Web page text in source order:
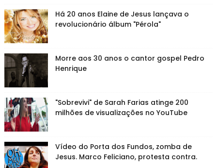
Há 20 anos Elaine de Jesus lançava o
revolucionário álbum "Pérola"
Morre aos 30 anos o cantor gospel Pedro
Henrique
"Sobrevivi" de Sarah Farias atinge 200
milhões de visualizações no YouTube
Vídeo do Porta dos Fundos, zomba de
Jesus. Marco Feliciano, protesta contra.